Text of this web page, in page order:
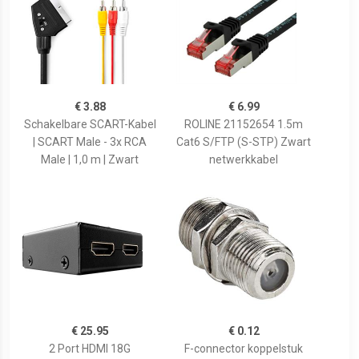
€ 3.88
Schakelbare SCART-Kabel
| SCART Male - 3x RCA
Male | 1,0 m | Zwart
€ 6.99
ROLINE 21152654 1.5m
Cat6 S/FTP (S-STP) Zwart
netwerkkabel
€ 25.95
2 Port HDMI 18G
€ 0.12
F-connector koppelstuk